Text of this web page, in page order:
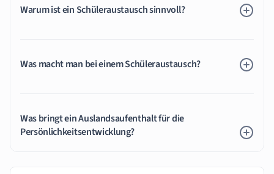
Warum ist ein Schüleraustausch sinnvoll?
Was macht man bei einem Schüleraustausch?
Was bringt ein Auslandsaufenthalt für die
Persönlichkeitsentwicklung?